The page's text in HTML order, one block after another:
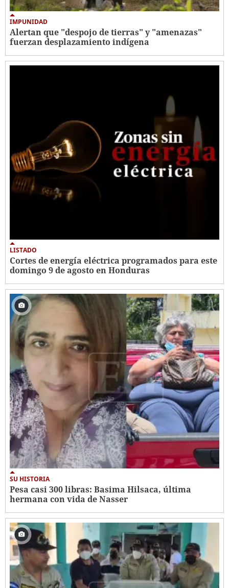
IMPUNIDAD
Alertan que "despojo de tierras" y "amenazas"
fuerzan desplazamiento indígena
LISTADO
Cortes de energía eléctrica programados para este
domingo 9 de agosto en Honduras
SU HISTORIA
Pesa casi 300 libras: Basima Hilsaca, última
hermana con vida de Nasser